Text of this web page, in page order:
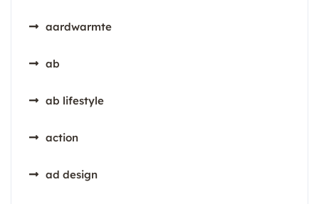
aardwarmte
ab
ab lifestyle
action
ad design